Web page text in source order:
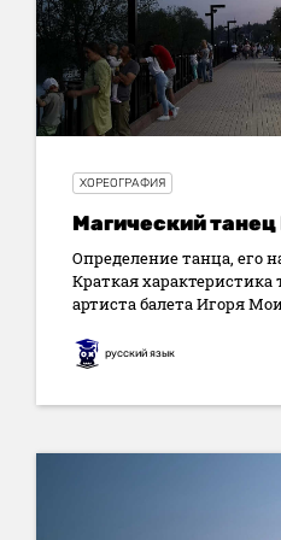
ХОРЕОГРАФИЯ
Магический
Определение танца, его
Краткая характеристика
артиста балета Игоря
русский язык